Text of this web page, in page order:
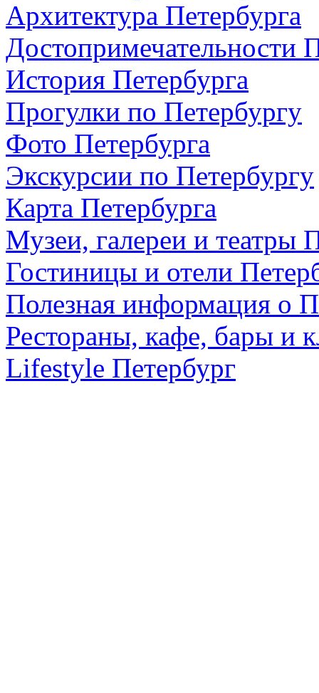
Архитектура Петербурга
Достопримечательности
История Петербурга
Прогулки по Петербургу
Фото Петербурга
Экскурсии по Петербургу
Карта Петербурга
Музеи, галереи и театры
Гостиницы и отели
Полезная информация о
Рестораны, кафе, бары и
Lifestyle Петербург